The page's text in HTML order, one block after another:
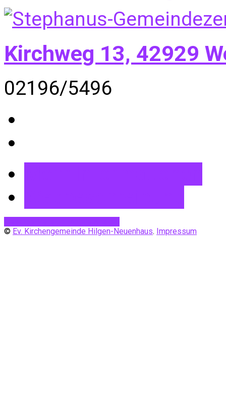
Kirchweg 13, 42929
02196/5496
© Ev. Kirchengemeinde Hilgen-Neuenhaus. Impressum